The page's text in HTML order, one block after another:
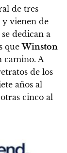
de tres
y vienen de
se dedican a
queWinston
camino. A
de los
años al
cinco al